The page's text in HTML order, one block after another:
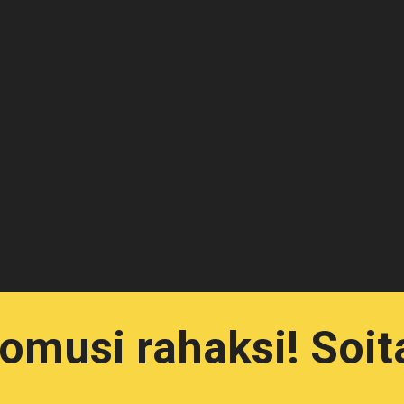
rahaksi!